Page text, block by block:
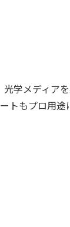
学メディア
トもプロ用途